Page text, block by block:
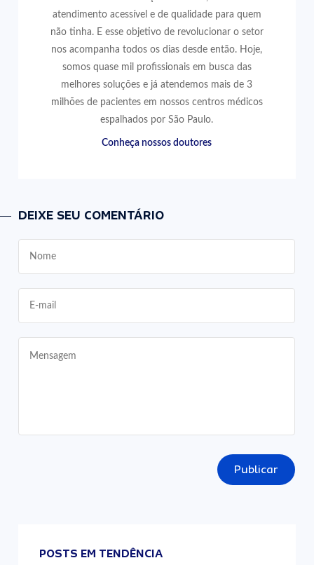
atendimento acessível e de qualidade para quem
não tinha. E esse objetivo de revolucionar o setor
nos acompanha todos os dias desde então. Hoje,
somos quase mil profissionais em busca das
melhores soluções e já atendemos mais de 3
milhões de pacientes em nossos centros médicos
espalhados por São Paulo.
Conheça nossos doutores
DEIXE SEU COMENTÁRIO
Publicar
POSTS EM TENDÊNCIA